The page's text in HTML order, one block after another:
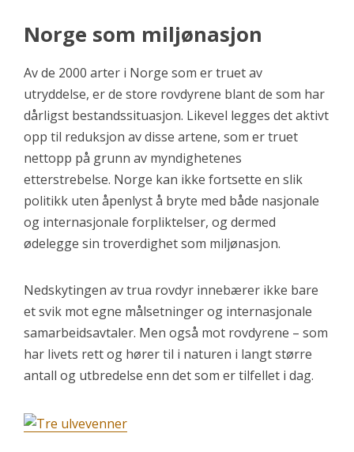
Norge som miljønasjon
Av de 2000 arter i Norge som er truet av
utryddelse, er de store rovdyrene blant de som har
dårligst bestandssituasjon. Likevel legges det aktivt
opp til reduksjon av disse artene, som er truet
nettopp på grunn av myndighetenes
etterstrebelse. Norge kan ikke fortsette en slik
politikk uten åpenlyst å bryte med både nasjonale
og internasjonale forpliktelser, og dermed
ødelegge sin troverdighet som miljønasjon.
Nedskytingen av trua rovdyr innebærer ikke bare
et svik mot egne målsetninger og internasjonale
samarbeidsavtaler. Men også mot rovdyrene – som
har livets rett og hører til i naturen i langt større
antall og utbredelse enn det som er tilfellet i dag.